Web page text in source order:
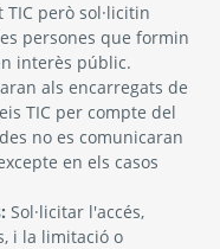
però sol·licitin
persones que formin
interès públic.
als encarregats de
TIC per compte del
no es comunicaran
en els casos
Sol·licitar l'accés,
i la limitació o